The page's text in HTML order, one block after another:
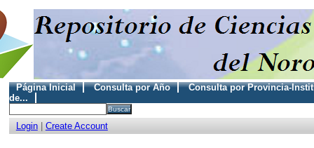
Página Inicial Consulta por Año
Consulta por Provincia-
de...
Login| Create Account